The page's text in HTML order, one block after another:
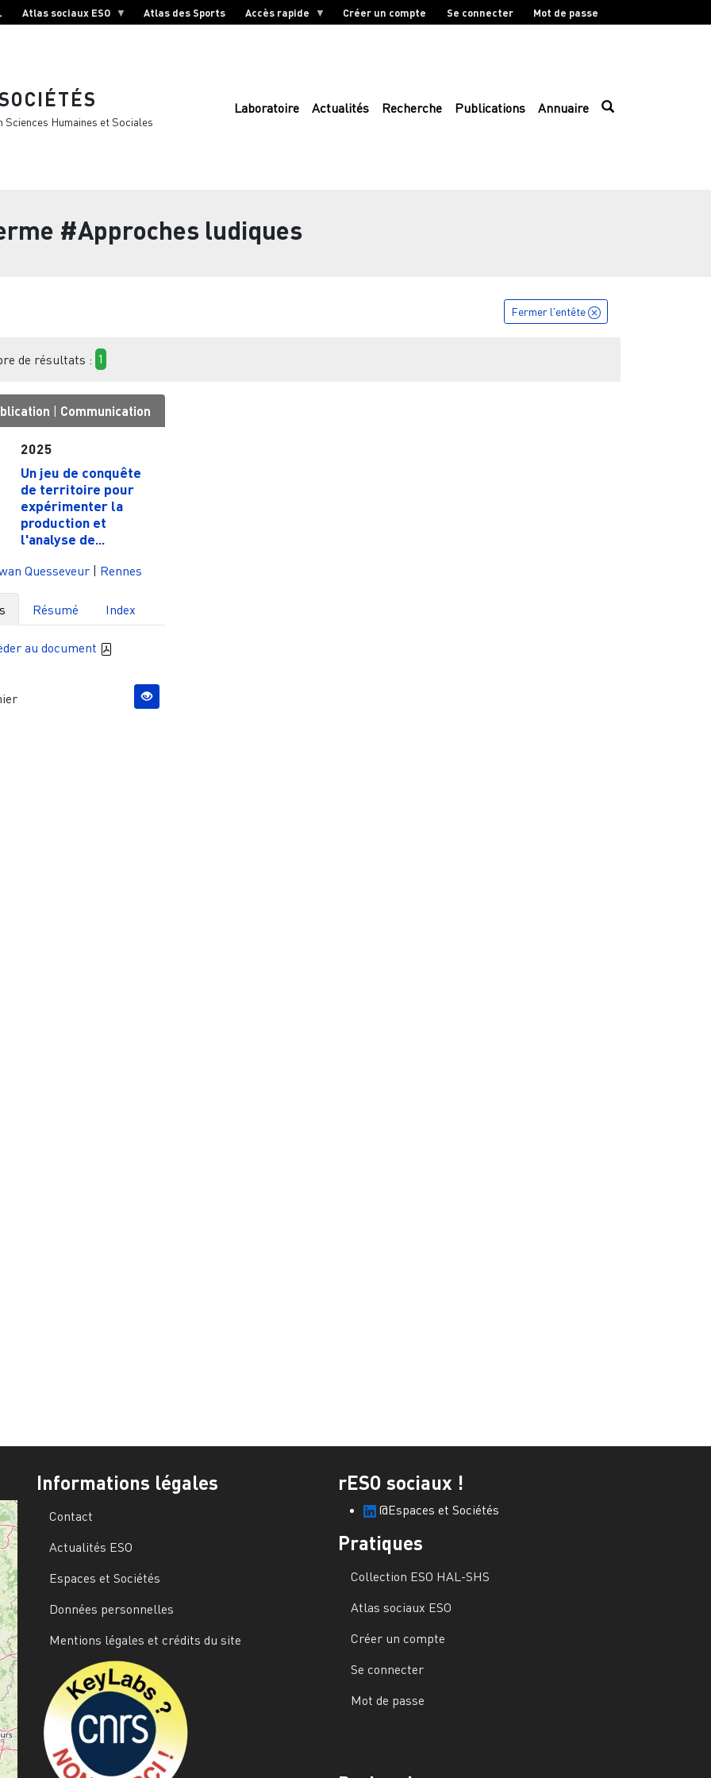
Atlas sociaux ESO Atlas des Sports Accès rapide Créer un compte Se connecter Mot de passe
Humaines et Sociales
Laboratoire Actualités Recherche Publications Annuaire
#Approches ludiques
Fermer l'entête
de résultats : 1
| Communication
2025
Un jeu de conquête
de territoire pour
expérimenter la
production et
l'analyse de...
Quesseveur | Rennes
Résumé Index
au document
Informations légales
Contact
Actualités ESO
Espaces et Sociétés
Données personnelles
Mentions légales et crédits du site
rESO sociaux !
@Espaces et Sociétés
Pratiques
Collection ESO HAL-SHS
Atlas sociaux ESO
Créer un compte
Se connecter
Mot de passe